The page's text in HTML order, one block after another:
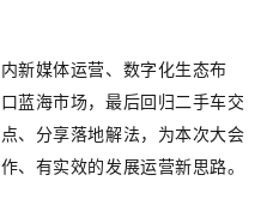
新媒体运营、数字化生态布
蓝海市场，最后回归二手车交
、分享落地解法，为本次大会
、有实效的发展运营新思路。